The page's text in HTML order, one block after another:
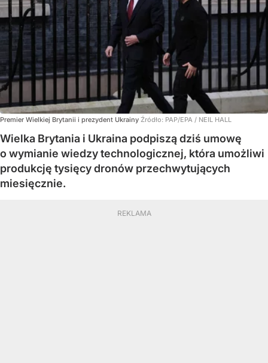
Premier Wielkiej Brytanii i prezydent Ukrainy Źródło: PAP/EPA / NEIL HALL
Wielka Brytania i Ukraina podpiszą dziś umowę
o wymianie wiedzy technologicznej, która umożliwi
produkcję tysięcy dronów przechwytujących
miesięcznie.